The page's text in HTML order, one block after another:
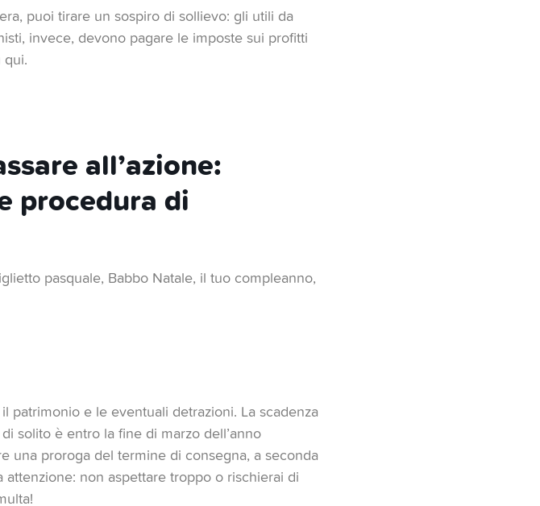
puoi tirare un sospiro di sollievo: gli utili da
invece, devono pagare le imposte sui profitti
all’azione:
procedura di
pasquale, Babbo Natale, il tuo compleanno,
patrimonio e le eventuali detrazioni. La scadenza
solito è entro la fine di marzo dell’anno
una proroga del termine di consegna, a seconda
non aspettare troppo o rischierai di